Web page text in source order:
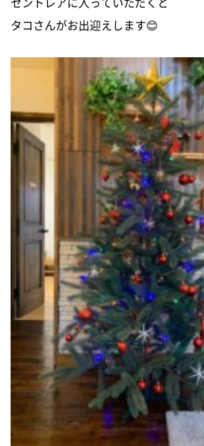
タコさんがお出迎えします😊